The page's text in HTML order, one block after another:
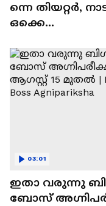
ന്നെ തിയറ്റർ,
ഒക്കെ
ചെയ്യാനുള്ള
യിരുന്നില്ല'
ഇതാ വരുന്നു
ബോസ്
03:01